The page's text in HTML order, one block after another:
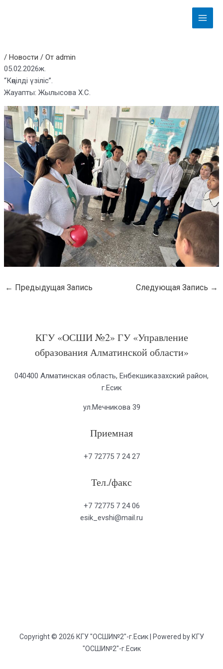
Main
Menu
/Новости / Отadmin
05.02.2026ж.
“Көңілді үзіліс”.
Жауапты: Жылысова Х.С.
← Предыдущая Запись Следующая Запись →
КГУ «ОСШИ №2» ГУ «Управление
образования Алматинской области»
040400 Алматинская область, Енбекшиказахский район,
г.Есик
ул.Мечникова 39
Приемная
+7 72775 7 24 27
Тел./факс
+7 72775 7 24 06
esik_evshi@mail.ru
Copyright © 2026 КГУ "ОСШИ№2"-г.Есик | Powered by КГУ
"ОСШИ№2"-г.Есик